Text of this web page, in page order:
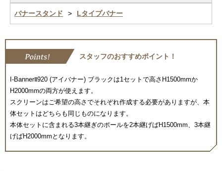
バナースタンド Lタイプバナー
スタッフのおすすめポイント！
I-BannerⅡ920 (アイバナー) ブラックは1セットで高さH1500mmか
H2000mmの両方が使えます。
スクリーンはご希望の高さでそれぞれ作成する必要がありますが、本
体セットはどちらも同じものになります。
本体セットに含まれる3本継ぎのポールを2本継げばH1500mm、3本継
げばH2000mmとなります。